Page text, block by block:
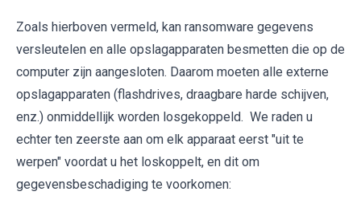
Zoals hierboven vermeld, kan ransomware gegevens
versleutelen en alle opslagapparaten besmetten die op de
computer zijn aangesloten. Daarom moeten alle externe
opslagapparaten (flashdrives, draagbare harde schijven,
enz.) onmiddellijk worden losgekoppeld. We raden u
echter ten zeerste aan om elk apparaat eerst "uit te
werpen" voordat u het loskoppelt, en dit om
gegevensbeschadiging te voorkomen: